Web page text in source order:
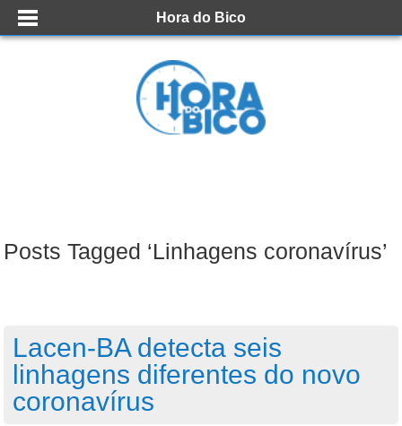
Hora do Bico
Posts Tagged ‘Linhagens coronavírus’
Lacen-BA detecta seis
linhagens diferentes do novo
coronavírus